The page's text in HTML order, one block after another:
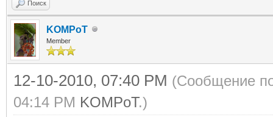
Поиск
KOMPoT
Member
12-10-2010, 07:40 PM (Сообщение
04:14 PM KOMPoT.)